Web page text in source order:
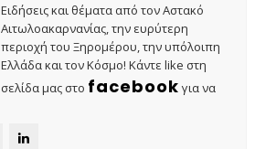
Ειδήσεις και θέματα από τον Αστακό
Αιτωλοακαρνανίας, την ευρύτερη
περιοχή του Ξηρομέρου, την υπόλοιπη
Ελλάδα και τον Κόσμο! Κάντε like στη
σελίδα μας στο facebook για να